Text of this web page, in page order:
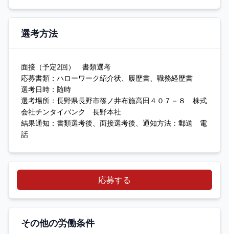
選考方法
面接（予定2回） 書類選考
応募書類：ハローワーク紹介状、履歴書、職務経歴書
選考日時：随時
選考場所：長野県長野市篠ノ井布施高田４０７－８ 株式
会社チンタイバンク 長野本社
結果通知：書類選考後、面接選考後、通知方法：郵送 電
話
応募する
その他の労働条件